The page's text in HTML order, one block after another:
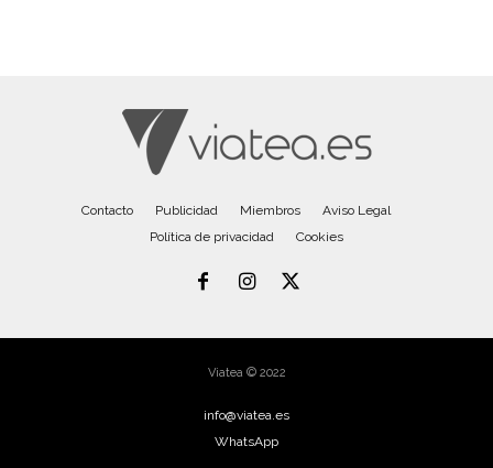
Contacto Publicidad Miembros
Aviso Legal
Política de privacidad
Cookies
Viatea © 2022
info@viatea.es
WhatsApp